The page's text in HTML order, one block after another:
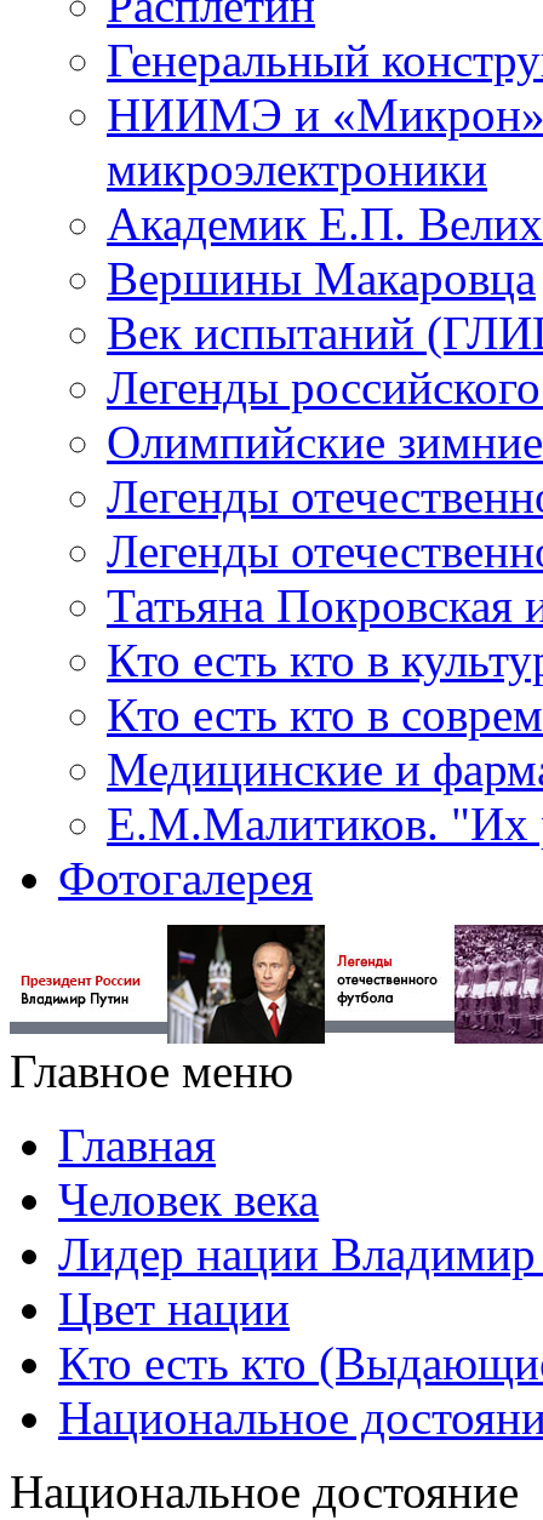
Генеральный
НИИМЭ и «Микрон»
микроэлектроники
Академик Е.П.
Вершины Макаровца
Век испытаний
Легенды
Олимпийские
Легенды
Легенды
Татьяна Покровская
Кто есть кто в
Кто есть кто в
Медицинские и
Е.М.Малитиков. "Их
Фотогалерея
Главное меню
Главная
Человек века
Лидер нации
Цвет нации
Кто есть кто
Национальное
Национальное достояние